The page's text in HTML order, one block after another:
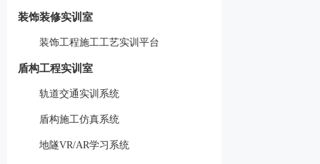
装饰装修实训室
装饰工程施工工艺实训平台
盾构工程实训室
轨道交通实训系统
盾构施工仿真系统
地隧VR/AR学习系统